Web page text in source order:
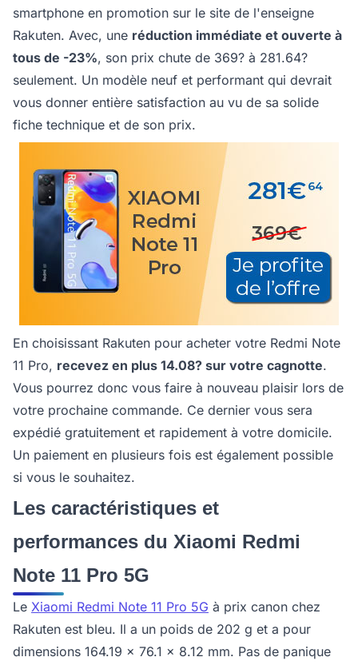
smartphone en promotion sur le site de l'enseigne
Rakuten. Avec, une réduction immédiate et ouverte à
tous de -23%, son prix chute de 369? à 281.64?
seulement. Un modèle neuf et performant qui devrait
vous donner entière satisfaction au vu de sa solide
fiche technique et de son prix.
En choisissant Rakuten pour acheter votre Redmi Note
11 Pro, recevez en plus 14.08? sur votre cagnotte.
Vous pourrez donc vous faire à nouveau plaisir lors de
votre prochaine commande. Ce dernier vous sera
expédié gratuitement et rapidement à votre domicile.
Un paiement en plusieurs fois est également possible
si vous le souhaitez.
Les caractéristiques et
performances du Xiaomi Redmi
Note 11 Pro 5G
Le Xiaomi Redmi Note 11 Pro 5G à prix canon chez
Rakuten est bleu. Il a un poids de 202 g et a pour
dimensions 164.19 x 76.1 x 8.12 mm. Pas de panique